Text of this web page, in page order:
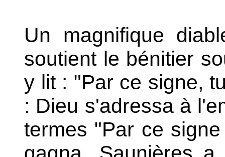
Un magnifique
soutient le bénitier
y lit : "Par ce signe,
: Dieu s'adressa à
termes "Par ce